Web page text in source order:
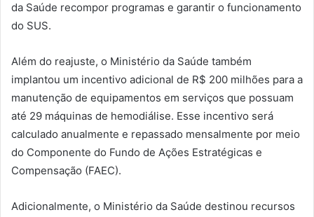
da Saúde recompor programas e garantir o funcionamento
do SUS.
Além do reajuste, o Ministério da Saúde também
implantou um incentivo adicional de R$ 200 milhões para a
manutenção de equipamentos em serviços que possuam
até 29 máquinas de hemodiálise. Esse incentivo será
calculado anualmente e repassado mensalmente por meio
do Componente do Fundo de Ações Estratégicas e
Compensação (FAEC).
Adicionalmente, o Ministério da Saúde destinou recursos